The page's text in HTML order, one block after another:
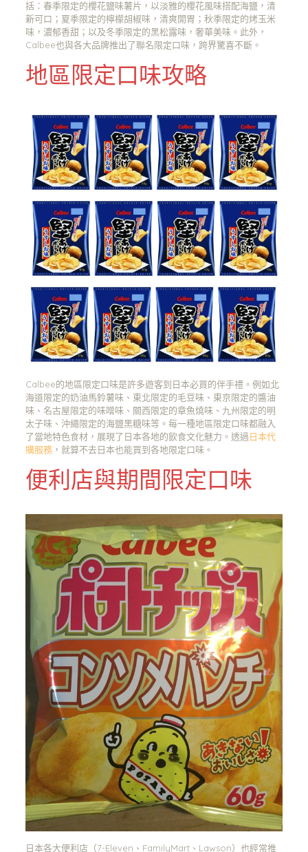
括：春季限定的櫻花鹽味薯片，以淡雅的櫻花風味搭配海鹽，清
新可口；夏季限定的檸檬胡椒味，清爽開胃；秋季限定的烤玉米
味，濃郁香甜；以及冬季限定的黑松露味，奢華美味。此外，
Calbee也與各大品牌推出了聯名限定口味，跨界驚喜不斷。
地區限定口味攻略
Calbee的地區限定口味是許多遊客到日本必買的伴手禮。例如北
海道限定的奶油馬鈴薯味、東北限定的毛豆味、東京限定的醬油
味、名古屋限定的味噌味、關西限定的章魚燒味、九州限定的明
太子味、沖繩限定的海鹽黑糖味等。每一種地區限定口味都融入
了當地特色食材，展現了日本各地的飲食文化魅力。透過日本代
購服務，就算不去日本也能買到各地限定口味。
便利店與期間限定口味
日本各大便利店（7-Eleven、FamilyMart、Lawson）也經常推